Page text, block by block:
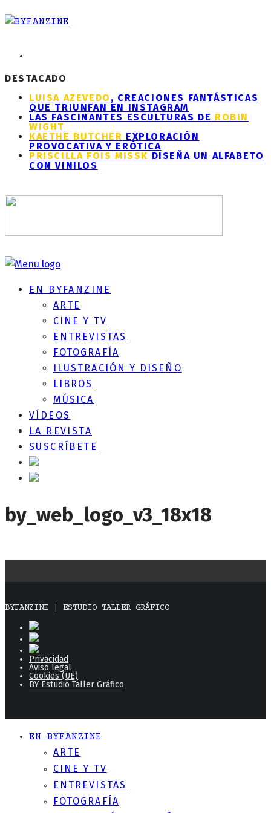
DESTACADO
LUISA AZEVEDO , CREACIONES FANTÁSTICAS
QUE TRIUNFAN EN INSTAGRAM
LAS FASCINANTES ESCULTURAS DE ROBIN
WIGHT
KAETHE BUTCHER EXPLORACIÓN
PROVOCATIVA Y ERÓTICA
PRISCILLA FOIS MISSK DISEÑA UN ALFABETO
CON VINILOS
EN BYFANZINE
ARTE
CINE Y TV
ENTREVISTAS
FOTOGRAFÍA
ILUSTRACIÓN Y DISEÑO
LIBROS
MÚSICA
VÍDEOS
LA REVISTA
SUSCRÍBETE
by_web_logo_v3_18x18
BYFANZINE | ESTUDIO TALLER GRÁFICO
Privacidad
Aviso legal
Cookies (UE)
BY Estudio Taller Gráfico
EN BYFANZINE
ARTE
CINE Y TV
ENTREVISTAS
FOTOGRAFÍA